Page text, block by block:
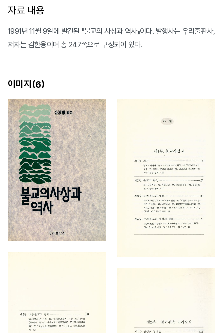
자료 내용
1991년 11월 9일에 발간된 『불교의 사상과 역사』이다. 발행사는 우리출판사,
저자는 김한융이며 총 247쪽으로 구성되어 있다.
이미지(6)